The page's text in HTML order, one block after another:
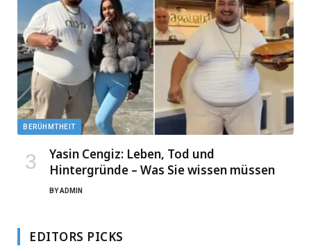
BERÜHMTHEIT
Yasin Cengiz: Leben, Tod und
Hintergründe – Was Sie wissen müssen
BYADMIN
EDITORS PICKS